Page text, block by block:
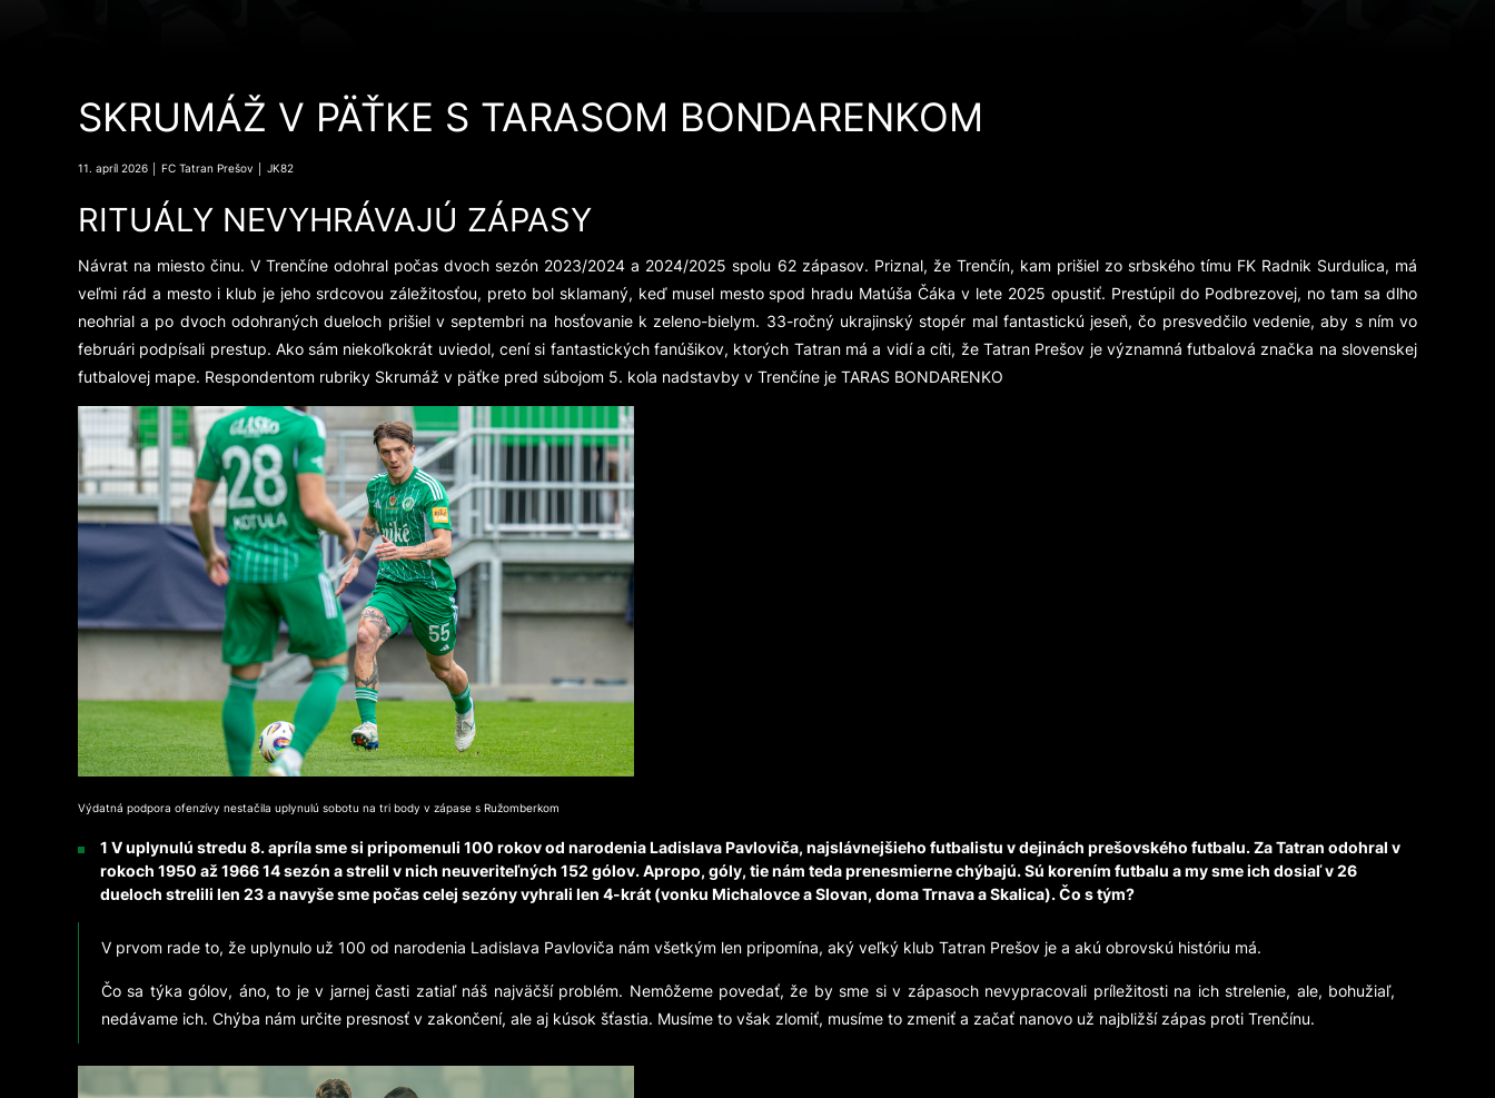
SKRUMÁŽ V PÄŤKE S TARASOM BONDARENKOM
11. apríl 2026 │ FC Tatran Prešov │ JK82
RITUÁLY NEVYHRÁVAJÚ ZÁPASY
Návrat na miesto činu. V Trenčíne odohral počas dvoch sezón 2023/2024 a 2024/2025 spolu 62 zápasov. Priznal, že Trenčín, kam prišiel zo srbského tímu FK Radnik Surdulica, má
veľmi rád a mesto i klub je jeho srdcovou záležitosťou, preto bol sklamaný, keď musel mesto spod hradu Matúša Čáka v lete 2025 opustiť. Prestúpil do Podbrezovej, no tam sa dlho
neohrial a po dvoch odohraných dueloch prišiel v septembri na hosťovanie k zeleno-bielym. 33-ročný ukrajinský stopér mal fantastickú jeseň, čo presvedčilo vedenie, aby s ním vo
februári podpísali prestup. Ako sám niekoľkokrát uviedol, cení si fantastických fanúšikov, ktorých Tatran má a vidí a cíti, že Tatran Prešov je významná futbalová značka na slovenskej
futbalovej mape. Respondentom rubriky Skrumáž v päťke pred súbojom 5. kola nadstavby v Trenčíne je TARAS BONDARENKO
Výdatná podpora ofenzívy nestačila uplynulú sobotu na tri body v zápase s Ružomberkom
1 V uplynulú stredu 8. apríla sme si pripomenuli 100 rokov od narodenia Ladislava Pavloviča, najslávnejšieho futbalistu v dejinách prešovského futbalu. Za Tatran odohral v
rokoch 1950 až 1966 14 sezón a strelil v nich neuveriteľných 152 gólov. Apropo, góly, tie nám teda prenesmierne chýbajú. Sú korením futbalu a my sme ich dosiaľ v 26
dueloch strelili len 23 a navyše sme počas celej sezóny vyhrali len 4-krát (vonku Michalovce a Slovan, doma Trnava a Skalica). Čo s tým?
V prvom rade to, že uplynulo už 100 od narodenia Ladislava Pavloviča nám všetkým len pripomína, aký veľký klub Tatran Prešov je a akú obrovskú históriu má.
Čo sa týka gólov, áno, to je v jarnej časti zatiaľ náš najväčší problém. Nemôžeme povedať, že by sme si v zápasoch nevypracovali príležitosti na ich strelenie, ale, bohužiaľ,
nedávame ich. Chýba nám určite presnosť v zakončení, ale aj kúsok šťastia. Musíme to však zlomiť, musíme to zmeniť a začať nanovo už najbližší zápas proti Trenčínu.